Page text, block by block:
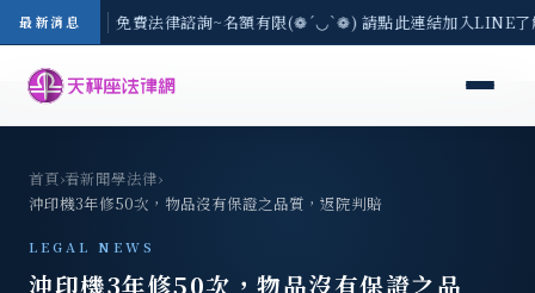
最新消息
-8/3(一) 現場免費法律諮詢~名額有限(❁´◡`❁) 請點此連結加入LINE
首頁›看新聞學法律›
沖印機3年修50次，物品沒有保證之品質，返院判賠
LEGAL NEWS
沖印機3年修50次，物品沒有保證之品